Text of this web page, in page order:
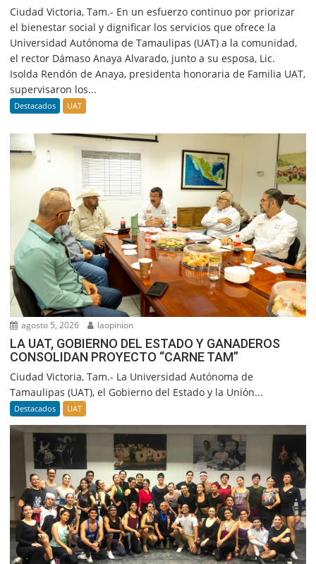
Ciudad Victoria, Tam.- En un esfuerzo continuo por priorizar
el bienestar social y dignificar los servicios que ofrece la
Universidad Autónoma de Tamaulipas (UAT) a la comunidad,
el rector Dámaso Anaya Alvarado, junto a su esposa, Lic.
Isolda Rendón de Anaya, presidenta honoraria de Familia UAT,
supervisaron los...
Destacados UAT
agosto 5, 2026 laopinion
LA UAT, GOBIERNO DEL ESTADO Y GANADEROS
CONSOLIDAN PROYECTO “CARNE TAM”
Ciudad Victoria, Tam.- La Universidad Autónoma de
Tamaulipas (UAT), el Gobierno del Estado y la Unión...
Destacados UAT